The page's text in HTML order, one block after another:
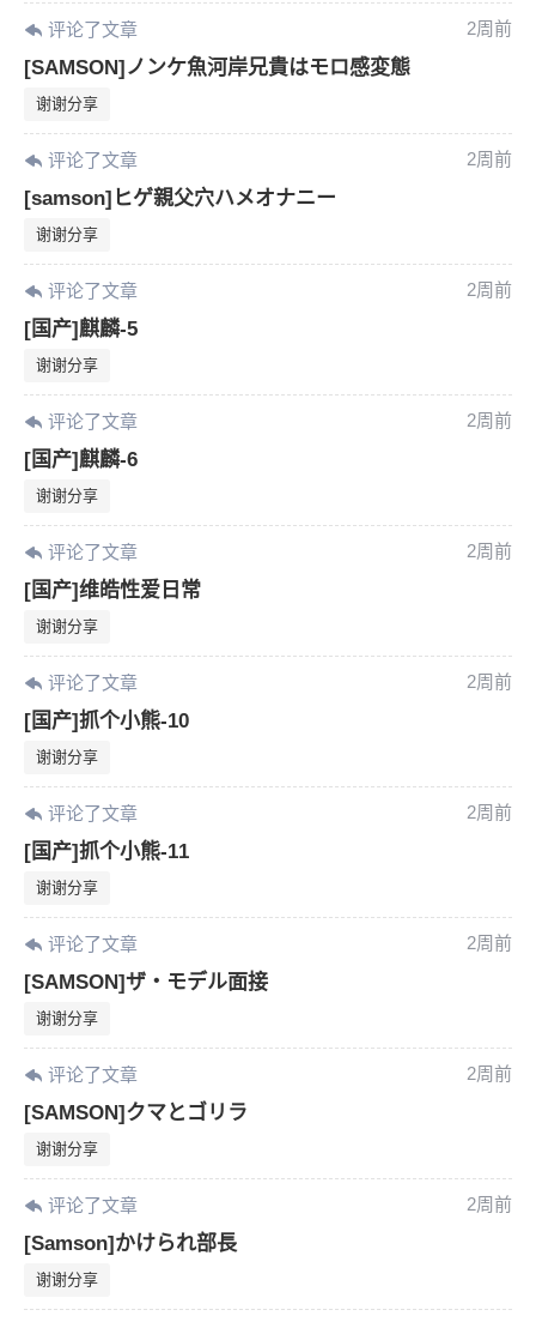
评论了文章 2周前
[SAMSON]ノンケ魚河岸兄貴はモロ感変態
谢谢分享
评论了文章 2周前
[samson]ヒゲ親父穴ハメオナニー
谢谢分享
评论了文章 2周前
[国产]麒麟-5
谢谢分享
评论了文章 2周前
[国产]麒麟-6
谢谢分享
评论了文章 2周前
[国产]维皓性爱日常
谢谢分享
评论了文章 2周前
[国产]抓个小熊-10
谢谢分享
评论了文章 2周前
[国产]抓个小熊-11
谢谢分享
评论了文章 2周前
[SAMSON]ザ・モデル面接
谢谢分享
评论了文章 2周前
[SAMSON]クマとゴリラ
谢谢分享
评论了文章 2周前
[Samson]かけられ部長
谢谢分享
忘记密码？